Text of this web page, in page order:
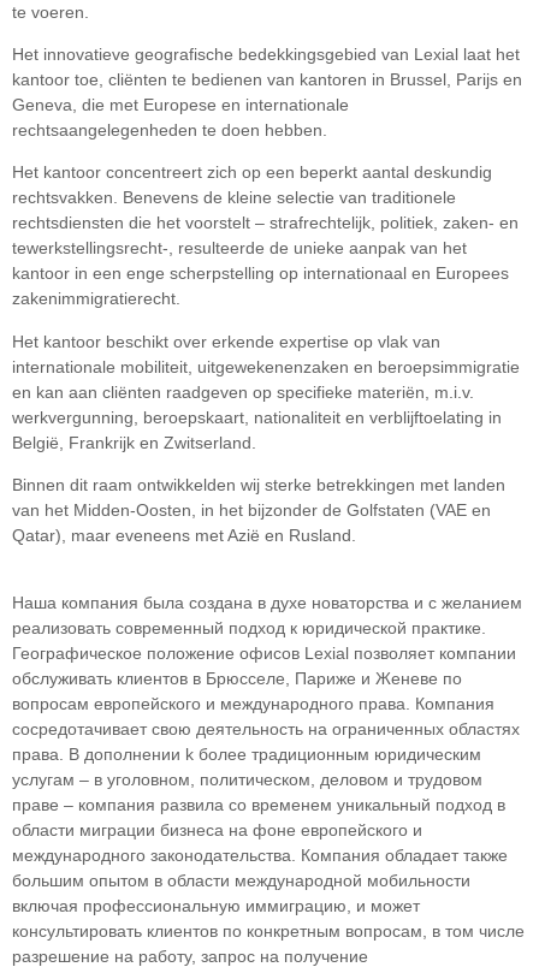
te voeren.
Het innovatieve geografische bedekkingsgebied van Lexial laat het
kantoor toe, cliënten te bedienen van kantoren in Brussel, Parijs en
Geneva, die met Europese en internationale
rechtsaangelegenheden te doen hebben.
Het kantoor concentreert zich op een beperkt aantal deskundig
rechtsvakken. Benevens de kleine selectie van traditionele
rechtsdiensten die het voorstelt – strafrechtelijk, politiek, zaken- en
tewerkstellingsrecht-, resulteerde de unieke aanpak van het
kantoor in een enge scherpstelling op internationaal en Europees
zakenimmigratierecht.
Het kantoor beschikt over erkende expertise op vlak van
internationale mobiliteit, uitgewekenenzaken en beroepsimmigratie
en kan aan cliënten raadgeven op specifieke materiën, m.i.v.
werkvergunning, beroepskaart, nationaliteit en verblijftoelating in
België, Frankrijk en Zwitserland.
Binnen dit raam ontwikkelden wij sterke betrekkingen met landen
van het Midden-Oosten, in het bijzonder de Golfstaten (VAE en
Qatar), maar eveneens met Azië en Rusland.
Наша компания была создана в духе новаторства и с желанием
реализовать современный подход к юридической практике.
Географическое положение офисов Lexial позволяет компании
обслуживать клиентов в Брюсселе, Париже и Женеве по
вопросам европейского и международного права. Компания
сосредотачивает свою деятельность на ограниченных областяx
права. В дополнении k более традиционным юридическим
услугам – в уголовном, политическом, деловом и трудовом
праве – компания развила со временем уникальный подход в
облaсти миграции бизнеса на фоне европейского и
международного законодательства. Компания обладает также
большим опытом в области международной мобильности
включая профессиональную иммиграцию, и может
консультировать клиентов по конкретным вопросам, в том числе
разрешение на работу, запрос на получение